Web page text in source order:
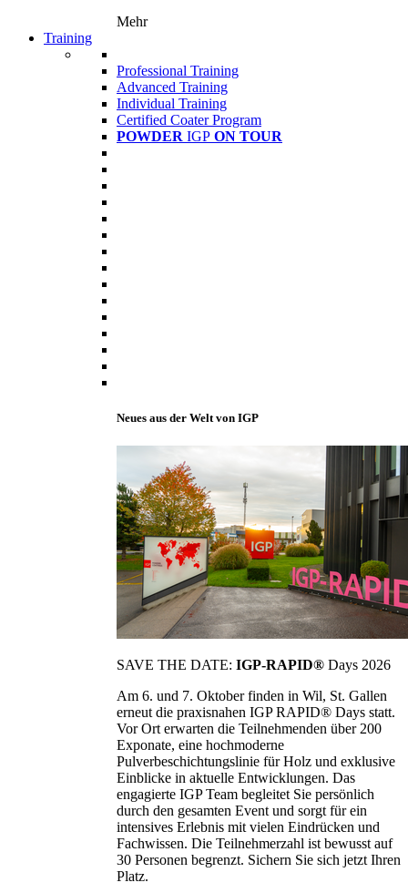
Mehr
Training
Professional Training
Advanced Training
Individual Training
Certified Coater Program
POWDER IGP ON TOUR
Neues aus der Welt von IGP
SAVE THE DATE: IGP-RAPID® Days 2026
Am 6. und 7. Oktober finden in Wil, St. Gallen
erneut die praxisnahen IGP RAPID® Days statt.
Vor Ort erwarten die Teilnehmenden über 200
Exponate, eine hochmoderne
Pulverbeschichtungslinie für Holz und exklusive
Einblicke in aktuelle Entwicklungen. Das
engagierte IGP Team begleitet Sie persönlich
durch den gesamten Event und sorgt für ein
intensives Erlebnis mit vielen Eindrücken und
Fachwissen. Die Teilnehmerzahl ist bewusst auf
30 Personen begrenzt. Sichern Sie sich jetzt Ihren
Platz.